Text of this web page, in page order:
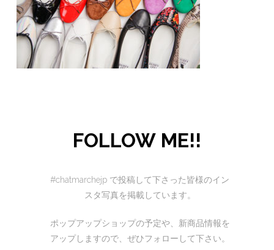
FOLLOW ME!!
#chatmarchejp で投稿して下さった皆様のイン
スタ写真を掲載しています。
ポップアップショップの予定や、新商品情報を
アップしますので、ぜひフォローして下さい。